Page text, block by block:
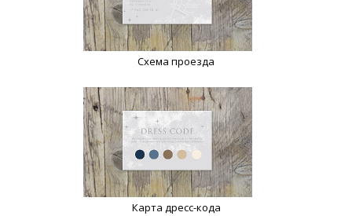
Схема проезда
Карта дресс-кода